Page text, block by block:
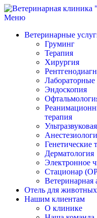
Перейти
к
Меню
Ветеринарные
Груминг
Терапия
Хирургия
Лабораторные
Эндоскопия
терапия
Генетические
Дерматология
Электронное
Стационар
Ветеринарная
Отель для животных
Нашим клиентам
О клинике